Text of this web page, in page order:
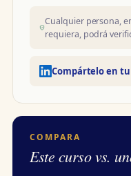
Cualquier persona,
requiera, podrá
Compártelo en
COMPARA
Este curso vs.